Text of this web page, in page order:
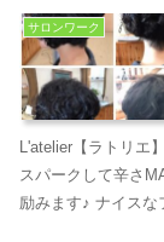
サロンワーク
L'atelier【ラトリエ
スパークして辛さ
励みます♪ ナイス